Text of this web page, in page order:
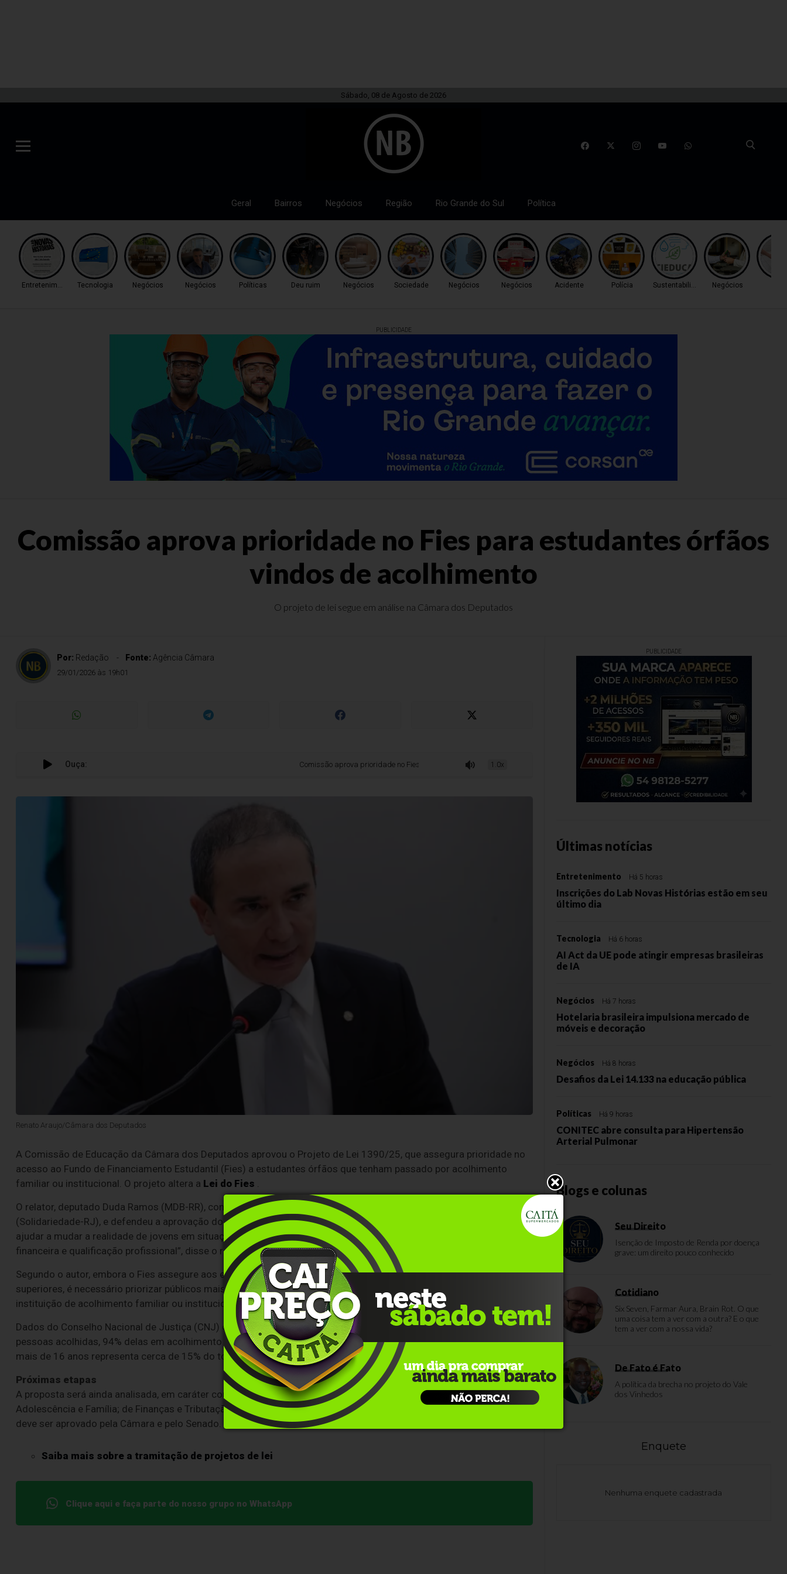
Sábado, 08 de Agosto de 2026
Geral Bairros Negócios Região Rio Grande do Sul Política
Entretenimento Tecnologia Negócios Negócios Políticas Deu ruim Negócios Sociedade Negócios Negócios Acidente Polícia Sustentabilidade Negócios
PUBLICIDADE
Comissão aprova prioridade no Fies para estudantes órfãos
vindos de acolhimento
O projeto de lei segue em análise na Câmara dos Deputados
Por: Redação Fonte: Agência Câmara
29/01/2026 às 19h01
Ouça: Comissão aprova prioridade no Fies para estudantes órfãos vindos de acolhimento
1.0x
Renato Araujo/Câmara dos Deputados
A Comissão de Educação da Câmara dos Deputados aprovou o Projeto de Lei 1390/25, que assegura prioridade no
acesso ao Fundo de Financiamento Estudantil (Fies) a estudantes órfãos que tenham passado por acolhimento
familiar ou institucional. O projeto altera a Lei do Fies
O relator, deputado Duda Ramos (MDB-RR), concordou com os argumentos do autor, deputado Aureo Ribeiro
(Solidariedade-RJ), e defendeu a aprovação do projeto sem alterações. “A iniciativa é de fácil implementação e pode
ajudar a mudar a realidade de jovens em situação de vulnerabilidade social que, em breve, precisarão de autonomia
financeira e qualificação profissional”, disse o relator.
Segundo o autor, embora o Fies assegure aos estudantes condições para ingresso e permanência em cursos
superiores, é necessário priorizar públicos mais vulneráveis socialmente. "Como os jovens órfãos acolhidos em
instituição de acolhimento familiar ou institucional”, disse.
Dados do Conselho Nacional de Justiça (CNJ) citados pelo relator apontam que o Brasil possui mais de 34 mil
pessoas acolhidas, 94% delas em acolhimento institucional e o restante com famílias acolhedoras. A faixa etária de
mais de 16 anos representa cerca de 15% do total, com 5.124 jovens acolhidos.
Próximas etapas
A proposta será ainda analisada, em caráter conclusivo, pelas comissões de Previdência, Assistência Social, Infância,
Adolescência e Família; de Finanças e Tributação; e de Constituição e Justiça e de Cidadania. Para virar lei, o texto
deve ser aprovado pela Câmara e pelo Senado.
Saiba mais sobre a tramitação de projetos de lei
Clique aqui e faça parte do nosso grupo no WhatsApp
PUBLICIDADE
Últimas notícias
Entretenimento Há 5 horas
Inscrições do Lab Novas Histórias estão em seu
último dia
Tecnologia Há 6 horas
AI Act da UE pode atingir empresas brasileiras
de IA
Negócios Há 7 horas
Hotelaria brasileira impulsiona mercado de
móveis e decoração
Negócios Há 8 horas
Desafios da Lei 14.133 na educação pública
Políticas Há 9 horas
CONITEC abre consulta para Hipertensão
Arterial Pulmonar
Blogs e colunas
Seu Direito
Isenção de Imposto de Renda por doença
grave: um direito pouco conhecido
Cotidiano
Six Seven, Farmar Aura, Brain Rot. O que
uma coisa tem a ver com a outra? E o que
tem a ver com a nossa vida?
De Fato é Fato
A política da brecha no projeto do Vale
dos Vinhedos
Enquete
Nenhuma enquete cadastrada